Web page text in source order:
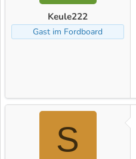
Keule222
Gast im Fordboard
S